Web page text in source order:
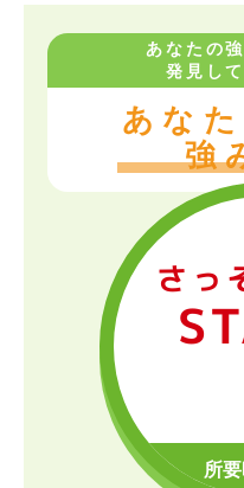
あなたの
発見し
あな
強
さっ